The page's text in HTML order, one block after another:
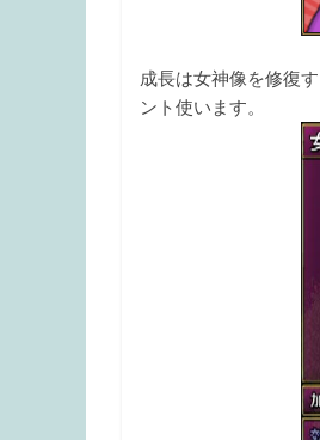
成長は女神像を修復
ント使います。